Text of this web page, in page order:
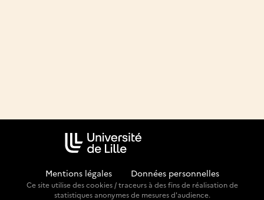
Mentions légales Données personnelles
Ce site utilise des cookies / traceurs à des fins de réalisation de
statistiques anonymes de mesures d'audience.